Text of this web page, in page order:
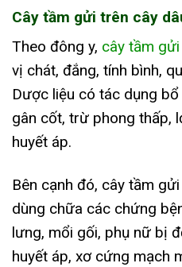
Cây tầm gửi trên cây
Theo đông y, cây tầm gửi
vị chát, đắng, tính bình,
Dược liệu có tác dụng
gân cốt, trừ phong thấp,
huyết áp.
Bên cạnh đó, cây tầm
dùng chữa các chứng
lưng, mổi gối, phụ nữ bị
huyết áp, xơ cứng mạch